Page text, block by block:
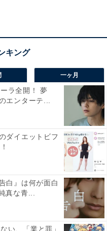
とう」「同じアジア人
凄い時代がきた」など、
の声が多く寄せられてい
8日に全ての競技を終
ダル27個、銀メダル14
国トム・デイリー選手、
一ヶ月
ラ全開！ 夢
エンターテ...
ダイエットビフ
白』は何が面白
真な青...
い、「業と罪」